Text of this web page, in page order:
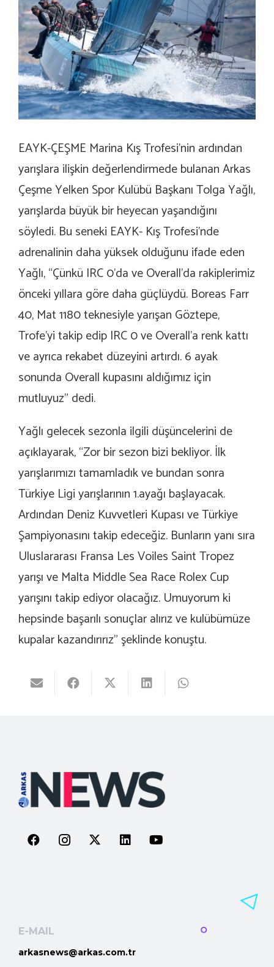
EAYK-ÇEŞME Marina Kış Trofesi’nin ardından
yarışlara ilişkin değerlendirmede bulanan Arkas
Çeşme Yelken Spor Kulübü Başkanı Tolga Yağlı,
yarışlarda büyük bir heyecan yaşandığını
söyledi. Bu seneki EAYK- Kış Trofesi’nde
adrenalinin daha yüksek olduğunu ifade eden
Yağlı, “Çünkü IRC 0’da ve Overall’da rakiplerimiz
önceki yıllara göre daha güçlüydü. Boreas Farr
40, Mat 1180 teknesiyle yarışan Göztepe,
Trofe’yi takip edip IRC 0 ve Overall’a renk kattı
ve ayrıca rekabet düzeyini artırdı. 6 ayak
sonunda Overall kupasını aldığımız için
mutluyuz” dedi.
Yağlı gelecek sezonla ilgili düşüncelerini de
açıklayarak, “Zor bir sezon bizi bekliyor. İlk
yarışlarımızı tamamladık ve bundan sonra
Türkiye Ligi yarışlarının 1.ayağı başlayacak.
Ardından Deniz Kuvvetleri Kupası ve Türkiye
Şampiyonasını takip edeceğiz. Bunların yanı sıra
Uluslararası Fransa Les Voiles Saint Tropez
yarışı ve Malta Middle Sea Race Rolex Cup
yarışını takip ediyor olacağız. Umuyorum ki
hepsinde başarılı sonuçlar alırız ve kulübümüze
kupalar kazandırırız” şeklinde konuştu.
E-MAIL
arkasnews@arkas.com.tr